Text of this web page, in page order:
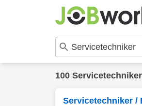
100 Servicetechniker
Servicetechniker /